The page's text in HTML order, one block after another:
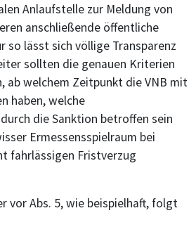
Anlaufstelle zur Meldung von
anschließende öffentliche
so lässt sich völlige Transparenz
sollten die genauen Kriterien
ab welchem Zeitpunkt die VNB mit
haben, welche
die Sanktion betroffen sein
Ermessensspielraum bei
fahrlässigen Fristverzug
vor Abs. 5, wie beispielhaft, folgt